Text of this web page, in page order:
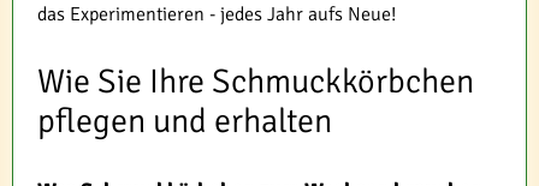
das Experimentieren - jedes Jahr aufs Neue!
Wie Sie Ihre Schmuckkörbchen
pflegen und erhalten